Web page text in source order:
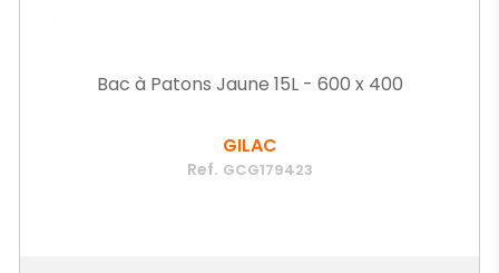
Bac à Patons Jaune 15L - 600 x 400
GILAC
Ref. GCG179423